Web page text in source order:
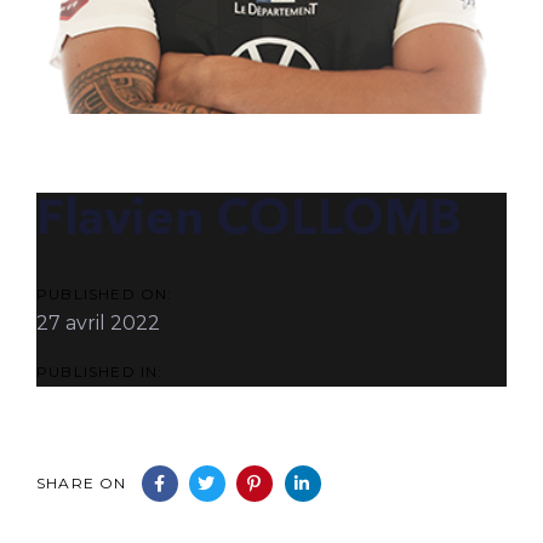
Flavien COLLOMB
PUBLISHED ON:
27 avril 2022
PUBLISHED IN:
SHARE ON